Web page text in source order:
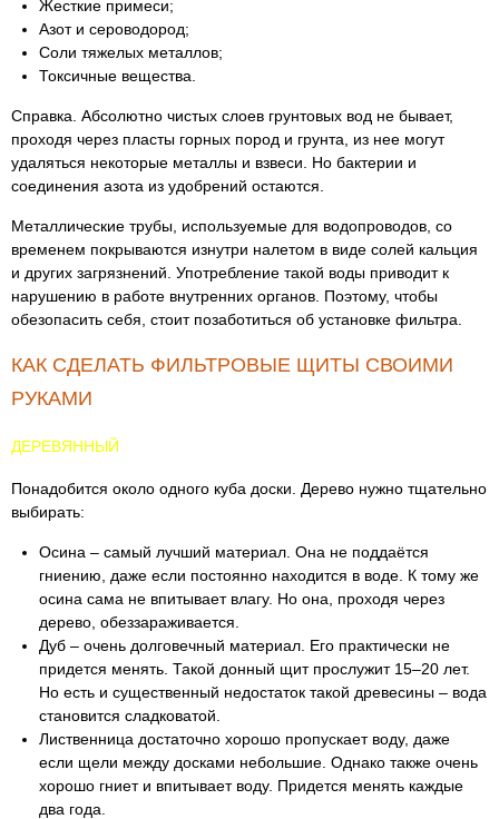
Жесткие примеси;
Азот и сероводород;
Соли тяжелых металлов;
Токсичные вещества.
Справка. Абсолютно чистых слоев грунтовых вод не бывает,
проходя через пласты горных пород и грунта, из нее могут
удаляться некоторые металлы и взвеси. Но бактерии и
соединения азота из удобрений остаются.
Металлические трубы, используемые для водопроводов, со
временем покрываются изнутри налетом в виде солей кальция
и других загрязнений. Употребление такой воды приводит к
нарушению в работе внутренних органов. Поэтому, чтобы
обезопасить себя, стоит позаботиться об установке фильтра.
КАК СДЕЛАТЬ ФИЛЬТРОВЫЕ ЩИТЫ СВОИМИ
РУКАМИ
ДЕРЕВЯННЫЙ
Понадобится около одного куба доски. Дерево нужно тщательно
выбирать:
Осина – самый лучший материал. Она не поддаётся
гниению, даже если постоянно находится в воде. К тому же
осина сама не впитывает влагу. Но она, проходя через
дерево, обеззараживается.
Дуб – очень долговечный материал. Его практически не
придется менять. Такой донный щит прослужит 15–20 лет.
Но есть и существенный недостаток такой древесины – вода
становится сладковатой.
Лиственница достаточно хорошо пропускает воду, даже
если щели между досками небольшие. Однако также очень
хорошо гниет и впитывает воду. Придется менять каждые
два года.